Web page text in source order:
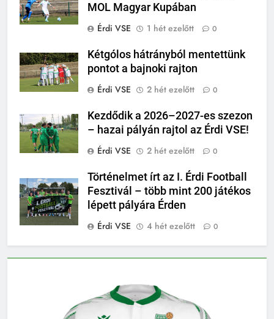
MOL Magyar Kupában
Érdi VSE
1 hét ezelőtt 0
Kétgólos hátrányból mentettünk
pontot a bajnoki rajton
Érdi VSE
2 hét ezelőtt 0
Kezdődik a 2026–2027-es szezon
– hazai pályán rajtol az Érdi VSE!
Érdi VSE
2 hét ezelőtt 0
Történelmet írt az I. Érdi Football
Fesztivál – több mint 200 játékos
lépett pályára Érden
Érdi VSE
4 hét ezelőtt 0